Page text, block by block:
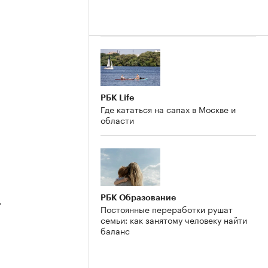
РБК Life
Где кататься на сапах в Москве и
области
РБК Образование
Постоянные переработки рушат
семьи: как занятому человеку найти
баланс